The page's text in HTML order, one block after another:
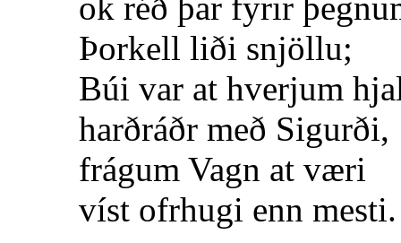
Þorkell liði snjöllu;
Búi var at hverjum
harðráðr með Sigurði,
frágum Vagn at væri
víst ofrhugi enn mesti.